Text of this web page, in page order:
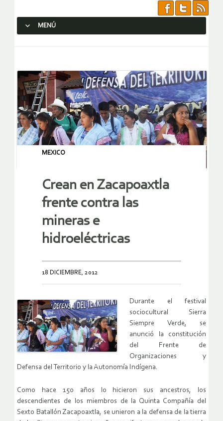
MENÚ
MEXICO
Crean en Zacapoaxtla
frente contra las
mineras e
hidroeléctricas
18 DICIEMBRE, 2012
Durante el festival
sociocultural Sierra
Siempre Verde, se
anunció la constitución
del Frente de
Organizaciones y
Defensa del Territorio y la Autonomía Indígena.
Como hace 150 años lo hicieron sus ancestros, los
descendientes de los miembros de la Quinta Compañía del
Sexto Batallón Zacapoaxtla, se unieron a la defensa de la tierra